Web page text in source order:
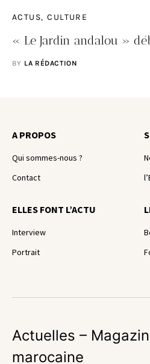
ACTUS CULTURE
« Le Jardin andalou »
BY LA RÉDACTION
A PROPOS
Qui sommes-nous ?
Contact
ELLES FONT L’ACTU
Interview
Portrait
Actuelles –
marocaine